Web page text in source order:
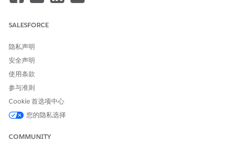
输入描述结果的名称。
如果需要，选择预期的方向和术语，并输入描述。
在结果活动相关列表中，单击
命名结果活动。
选择类型。
例如，护理计划。
在匹配您在类型字段中选择的查找字段中输入要跟踪的记录。
例如，如果您选择护理计划作为类型，请使用护理计划字段查找
并连接到您想要测量的护理计划。
保存您的工作。
同样，根据需要添加其他结果活动。
SALESFORCE
隐私声明
安全声明
使用条款
参与准则
Cookie 首选项中心
您的隐私选择
COMMUNITY